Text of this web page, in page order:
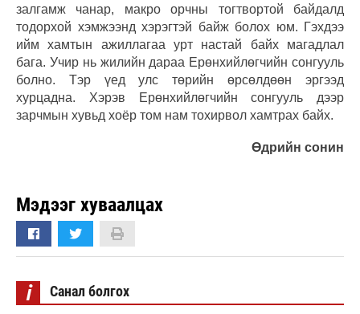
залгамж чанар, макро орчны тогтвортой байдалд
тодорхой хэмжээнд хэрэгтэй байж болох юм. Гэхдээ
ийм хамтын ажиллагаа урт настай байх магадлал
бага. Учир нь жилийн дараа Ерөнхийлөгчийн сонгууль
болно. Тэр үед улс төрийн өрсөлдөөн эргээд
хурцадна. Хэрэв Ерөнхийлөгчийн сонгууль дээр
зарчмын хувьд хоёр том нам тохирвол хамтрах байх.
Өдрийн сонин
Мэдээг хуваалцах
i Санал болгох